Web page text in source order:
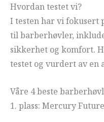
Hvordan testet vi?
I testen har vi fokusert
til barberhøvler,
sikkerhet og komfort.
testet og vurdert av en
Våre 4 beste
1. plass: Mercury Future